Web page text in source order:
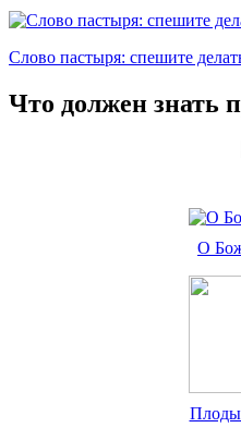
Слово пастыря: спешите
Что должен знать
О
Плоды